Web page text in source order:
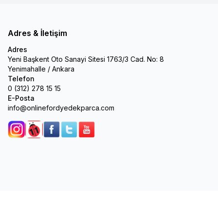
Adres & İletişim
Adres
Yeni Başkent Oto Sanayi Sitesi 1763/3 Cad. No: 8
Yenimahalle / Ankara
Telefon
0 (312) 278 15 15
E-Posta
info@onlinefordyedekparca.com